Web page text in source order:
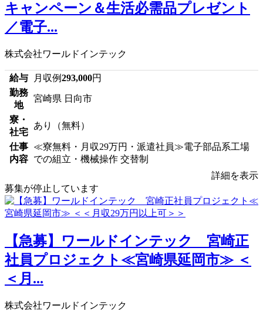
キャンペーン＆生活必需品プレゼント
／電子...
株式会社ワールドインテック
給与 月収例293,000円
勤務
地
宮崎県 日向市
寮・
社宅
あり（無料）
仕事
内容
≪寮無料・月収29万円・派遣社員≫電子部品系工場
での組立・機械操作 交替制
詳細を表示
募集が停止しています
【急募】ワールドインテック 宮崎正
社員プロジェクト≪宮崎県延岡市≫ ＜
＜月...
株式会社ワールドインテック